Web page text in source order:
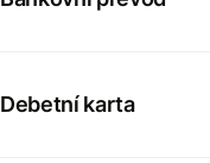
Debetní karta